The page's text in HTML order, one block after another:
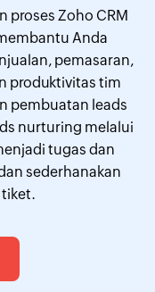
proses Zoho CRM
Anda
pemasaran,
produktivitas tim
pembuatan leads
nurturing melalui
tugas dan
sederhanakan
tiket.